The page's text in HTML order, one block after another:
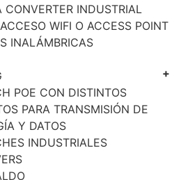
CONVERTER INDUSTRIAL
WIFI O ACCESS POINT
INALÁMBRICAS
POE CON DISTINTOS
PARA TRANSMISIÓN DE
Y DATOS
INDUSTRIALES